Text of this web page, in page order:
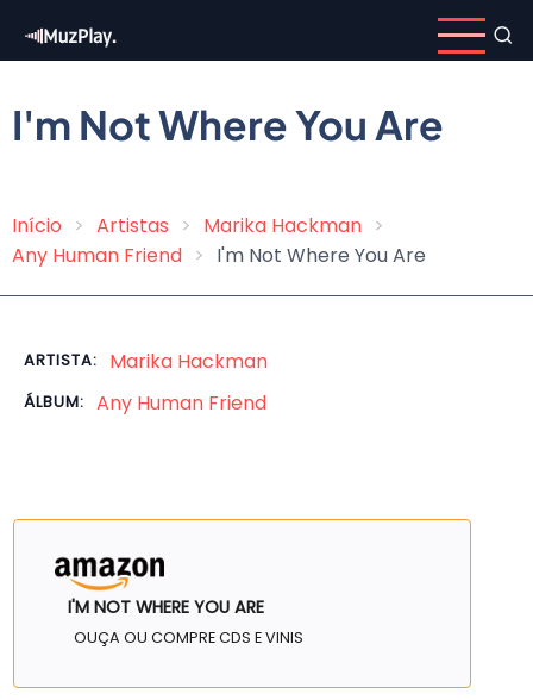
para
conteúdo
principal
I'm Not Where You Are
Trilha
Início Artistas
Marika Hackman
Any Human Friend
I'm Not Where You Are
ARTISTA: Marika Hackman
ÁLBUM: Any Human Friend
I'M NOT WHERE YOU ARE
OUÇA OU COMPRE CDS E VINIS